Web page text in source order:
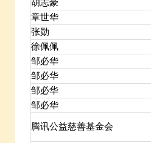
胡志豪
章世华
张勋
徐佩佩
邹必华
邹必华
邹必华
邹必华
腾讯公益慈善基金会